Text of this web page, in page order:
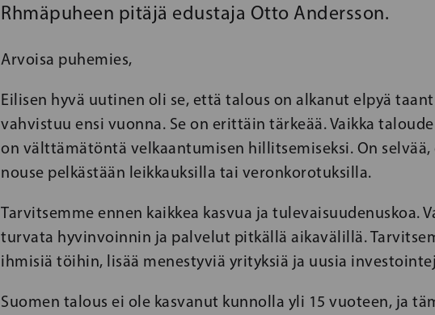
Rhmäpuheen pitäjä edustaja Otto Andersson.
Arvoisa puhemies,
Eilisen hyvä uutinen oli se, että talous on alkanut elpyä
vahvistuu ensi vuonna. Se on erittäin tärkeää. Vaikka
on välttämätöntä velkaantumisen hillitsemiseksi. On selvää,
nouse pelkästään leikkauksilla tai veronkorotuksilla.
Tarvitsemme ennen kaikkea kasvua ja tulevaisuudenuskoa.
turvata hyvinvoinnin ja palvelut pitkällä aikavälillä.
ihmisiä töihin, lisää menestyviä yrityksiä ja uusia
Suomen talous ei ole kasvanut kunnolla yli 15 vuoteen, ja